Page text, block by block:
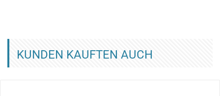
KUNDEN KAUFTEN AUCH